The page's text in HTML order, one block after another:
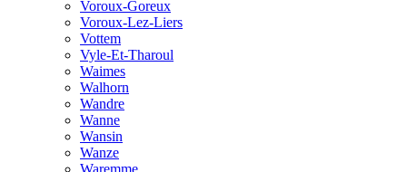
Voroux-Goreux
Voroux-Lez-Liers
Vottem
Vyle-Et-Tharoul
Waimes
Walhorn
Wandre
Wanne
Wansin
Wanze
Waremme